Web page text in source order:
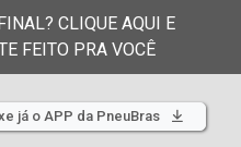
CLIQUE AQUI E
FEITO PRA VOCÊ
já o APP da PneuBras